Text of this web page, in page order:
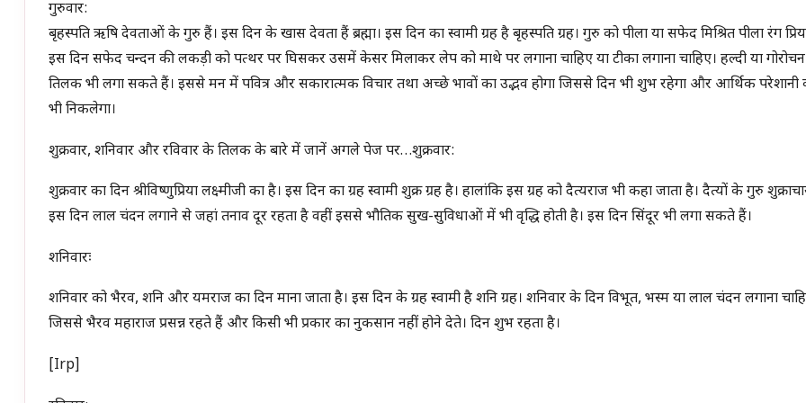
गुरुवार:
बृहस्पति ऋषि देवताओं के गुरु हैं। इस दिन के खास देवता हैं ब्रह्मा। इस दिन का स्वामी ग्रह है बृहस्पति ग्रह। गुरु को पीला या सफेद मिश्रित पीला रंग
इस दिन सफेद चन्दन की लकड़ी को पत्थर पर घिसकर उसमें केसर मिलाकर लेप को माथे पर लगाना चाहिए या टीका लगाना चाहिए। हल्दी या
तिलक भी लगा सकते हैं। इससे मन में पवित्र और सकारात्मक विचार तथा अच्छे भावों का उद्भव होगा जिससे दिन भी शुभ रहेगा और आर्थिक परेशानी
भी निकलेगा।
शुक्रवार, शनिवार और रविवार के तिलक के बारे में जानें अगले पेज पर…शुक्रवार:
शुक्रवार का दिन श्रीविष्णुप्रिया लक्ष्मीजी का है। इस दिन का ग्रह स्वामी शुक्र ग्रह है। हालांकि इस ग्रह को दैत्यराज भी कहा जाता है। दैत्यों के गुरु
इस दिन लाल चंदन लगाने से जहां तनाव दूर रहता है वहीं इससे भौतिक सुख-सुविधाओं में भी वृद्धि होती है। इस दिन सिंदूर भी लगा सकते हैं।
शनिवारः
शनिवार को भैरव, शनि और यमराज का दिन माना जाता है। इस दिन के ग्रह स्वामी है शनि ग्रह। शनिवार के दिन विभूत, भस्म या लाल चंदन लगाना
जिससे भैरव महाराज प्रसन्न रहते हैं और किसी भी प्रकार का नुकसान नहीं होने देते। दिन शुभ रहता है।
[irp]